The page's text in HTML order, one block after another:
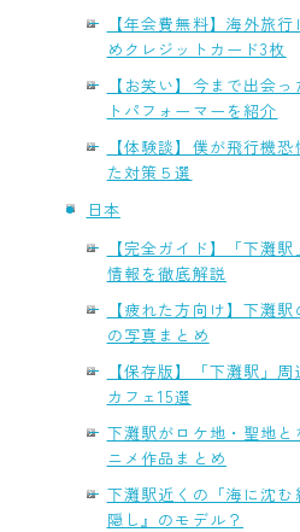
【年会費無料】海外旅
めクレジットカード3枚
【お笑い】今まで出会
トパフォーマーを紹介
【体験談】僕が飛行機
た対策５選
日本
【完全ガイド】「下灘
情報を徹底解説
【疲れた方向け】下灘
の写真まとめ
【保存版】「下灘駅」
カフェ15選
下灘駅がロケ地・聖地
ニメ作品まとめ
下灘駅近くの「海に沈
隠し』のモデル？